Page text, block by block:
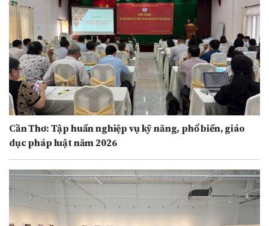
Cần Thơ: Tập huấn nghiệp vụ kỹ năng, phổ biến, giáo
dục pháp luật năm 2026